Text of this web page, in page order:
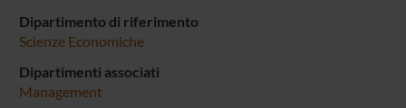
Dipartimento di riferimento
Scienze Economiche
Dipartimenti associati
Management